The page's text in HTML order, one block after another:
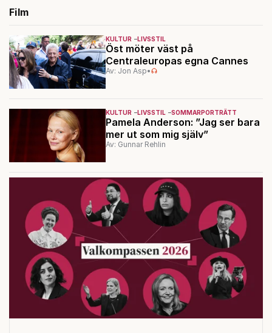
Film
KULTUR LIVSSTIL
Öst möter väst på
Centraleuropas egna Cannes
Av: Jon Asp•
KULTUR LIVSSTIL SOMMARPORTRÄTT
Pamela Anderson: ”Jag ser bara
mer ut som mig själv”
Av: Gunnar Rehlin